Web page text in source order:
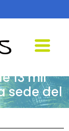
13 mil
sede del